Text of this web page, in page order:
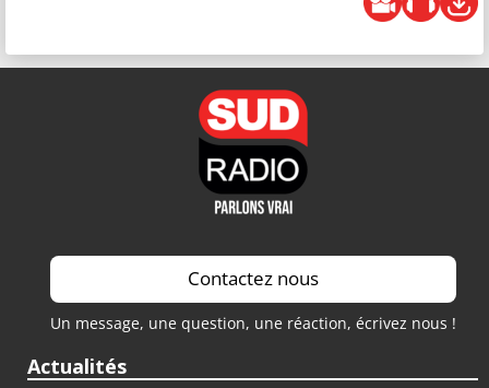
Contactez nous
Un message, une question, une réaction, écrivez nous !
Actualités